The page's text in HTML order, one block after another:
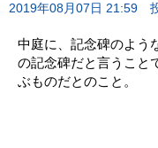
2019年08月07日 21:59
中庭に、記念碑のよう
の記念碑だと言うこと
ぶものだとのこと。